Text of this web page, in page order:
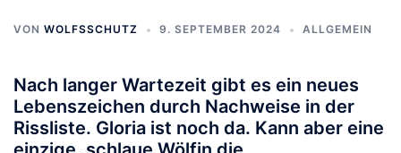
VON WOLFSSCHUTZ 9. SEPTEMBER 2024 ALLGEMEIN
Nach langer Wartezeit gibt es ein neues
Lebenszeichen durch Nachweise in der
Rissliste. Gloria ist noch da. Kann aber eine